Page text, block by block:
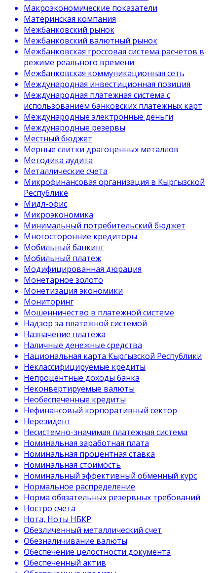
Макроэкономические показатели
Материнская компания
Межбанковский рынок
Межбанковский валютный рынок
Межбанковская гроссовая система расчетов в
режиме реального времени
Межбанковская коммуникационная сеть
Международная инвестиционная позиция
Международная платежная система с
использованием банковских платежных карт
Международные электронные деньги
Международные резервы
Местный бюджет
Мерные слитки драгоценных металлов
Методика аудита
Металлические счета
Микрофинансовая организация в Кыргызской
Республике
Мидл-офис
Микроэкономика
Минимальный потребительский бюджет
Многосторонние кредиторы
Мобильный банкинг
Мобильный платеж
Модифицированная дюрация
Монетарное золото
Монетизация экономики
Мониторинг
Мошенничество в платежной системе
Надзор за платежной системой
Назначение платежа
Наличные денежные средства
Национальная карта Кыргызской Республики
Неклассифицируемые кредиты
Непроцентные доходы банка
Неконвертируемые валюты
Необеспеченные кредиты
Нефинансовый корпоративный сектор
Нерезидент
Несистемно-значимая платежная система
Номинальная заработная плата
Номинальная процентная ставка
Номинальная стоимость
Номинальный эффективный обменный курс
Нормальное распределение
Норма обязательных резервных требований
Ностро счета
Нота, Ноты НБКР
Обезличенный металлический счет
Обезналичивание валюты
Обеспечение целостности документа
Обеспеченный актив